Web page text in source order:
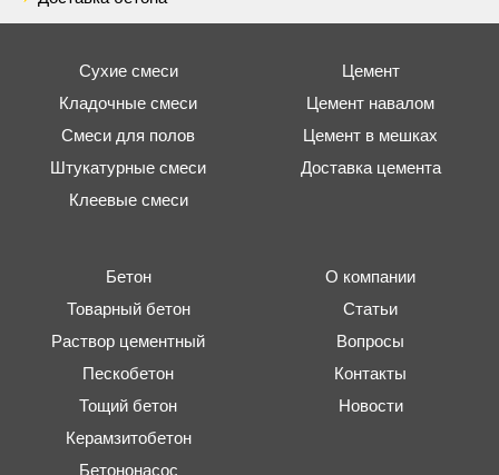
Сухие смеси
Кладочные смеси
Смеси для полов
Штукатурные смеси
Клеевые смеси
Цемент
Цемент навалом
Цемент в мешках
Доставка цемента
Бетон
Товарный бетон
Раствор цементный
Пескобетон
Тощий бетон
Керамзитобетон
Бетононасос
О компании
Статьи
Вопросы
Контакты
Новости